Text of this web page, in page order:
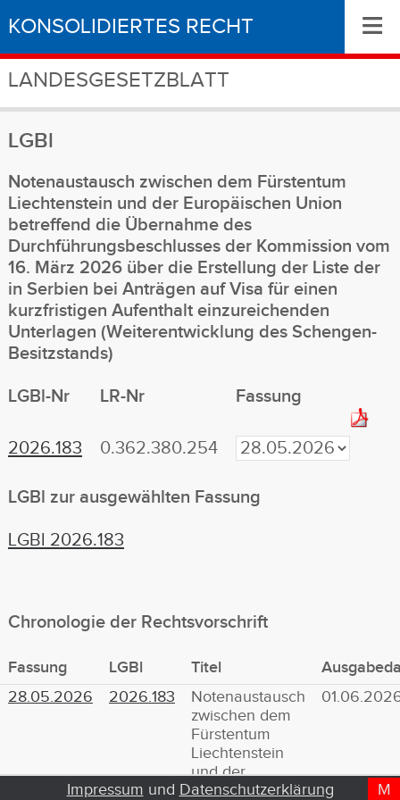
KONSOLIDIERTES RECHT
LANDESGESETZBLATT
≡
LGBl
Notenaustausch zwischen dem Fürstentum
Liechtenstein und der Europäischen Union
betreffend die Übernahme des
Durchführungsbeschlusses der Kommission vom
16. März 2026 über die Erstellung der Liste der
in Serbien bei Anträgen auf Visa für einen
kurzfristigen Aufenthalt einzureichenden
Unterlagen (Weiterentwicklung des Schengen-
Besitzstands)
LGBl-Nr LR-Nr Fassung
2026.183 0.362.380.254
LGBl zur ausgewählten Fassung
LGBl 2026.183
Chronologie der Rechtsvorschrift
Fassung LGBl Titel
28.05.2026
2026.183
Notenaustausch
zwischen dem
Fürstentum
Liechtenstein
und der
Europäischen
D
T
M
Impressum und Datenschutzerklärung